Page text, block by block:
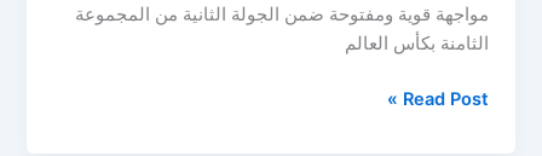
مواجهة قوية ومفتوحة ضمن الجولة الثانية من المجموعة
الثامنة بكأس العالم
الهلال
Read Post »